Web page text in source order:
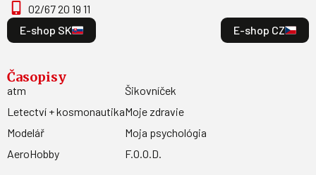
02/67 20 19 11
E-shop SK
E-shop CZ
Časopisy
atm
Letectví + kosmonautika
Modelář
AeroHobby
Šikovníček
Moje zdravie
Moja psychológia
F.O.O.D.